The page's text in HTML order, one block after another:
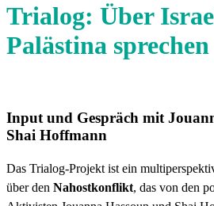
Trialog: Über
Palästina sprechen
Input und Gespräch mit
Shai Hoffmann
Das Trialog-Projekt ist ein
über den Nahostkonflikt, das von den